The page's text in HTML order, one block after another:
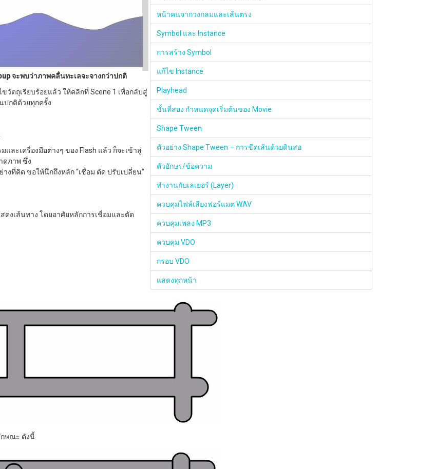
หน้าคนจากวงกลมและเส้นตรง
Symbol และ Instance
การสร้าง Symbol
แก้ไข Instance
Playhead
ขั้นที่สอง กำหนดจุดเริ่มต้นของ Movie
Shape Tween
ตัวอย่าง Shape Tween – การขีดเส้นด้วยดินสอ
ตัวอักษร/ข้อความ
ทำงานกับเลเยอร์ (Layer)
ควบคุมไฟล์เสียงฟอร์แมต WAV
ควบคุมเพลง MP3
ควบคุม VDO
กรอบ VDO
แสดงทุกหน้า
จะพบว่าภาพคลื่นทะเลจะจางกว่าปกติ
วัตถุเรียบร้อยแล้ว ให้คลิกที่ Scene 1 เพื่อกลับสู่
ปกติด้วยทุกครั้ง
และเครื่องมือต่างๆ ของ Flash แล้ว ก็จะเข้าสู่
ดภาพ ซึ่ง
างที่คิด ขอให้นึกถึงหลัก “เชื่อม ตัด ปรับเปลี่ยน”
ดงเส้นทาง โดยอาศัยหลักการเชื่อมและตัด
กษณะ ดังนี้